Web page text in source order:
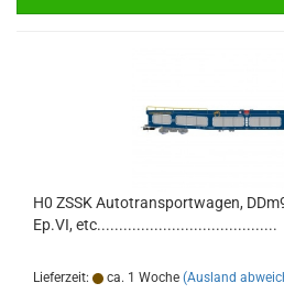
H0 ZSSK Autotransportwagen,
Ep.VI, etc.........................................
Lieferzeit: ca. 1 Woche (Ausland